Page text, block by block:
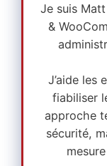
Je suis
&
J’aide les
fiabiliser
approche
sécurité,